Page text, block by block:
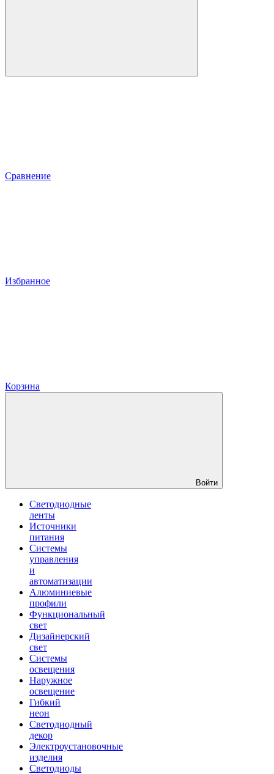
Сравнение
Избранное
Корзина
Войти
Светодиодные
ленты
Источники
питания
Системы
управления
и
автоматизации
Алюминиевые
профили
Функциональный
свет
Дизайнерский
свет
Системы
освещения
Наружное
освещение
Гибкий
неон
Светодиодный
декор
Электроустановочные
изделия
Светодиоды